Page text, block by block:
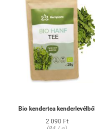
Bio kendertea kenderlevélből
2 090 Ft